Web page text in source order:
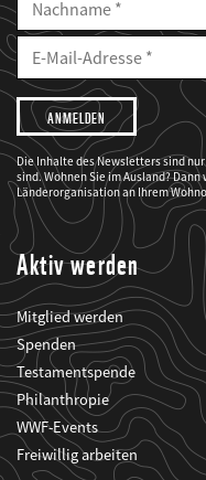
Nachname
E-
Mailadresse
E-
Adresse
Ich
möchte,
dass
der
WWF
mich
über
seine
Projekte
informiert.
Die Inhalte des Newsletters sind
sind. Wohnen Sie im Ausland?
Länderorganisation an Ihrem
Aktiv werden
Mitglied werden
Spenden
Testamentspende
Philanthropie
WWF-Events
Freiwillig arbeiten